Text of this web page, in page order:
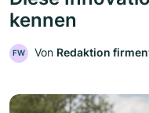
kennen
FW Von Redaktion